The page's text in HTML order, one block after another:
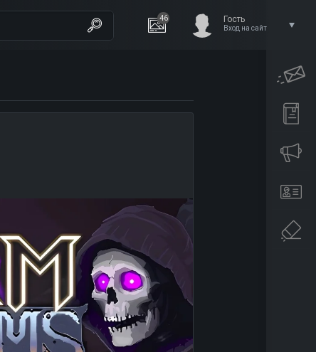
46 Гость
Вход на сайт